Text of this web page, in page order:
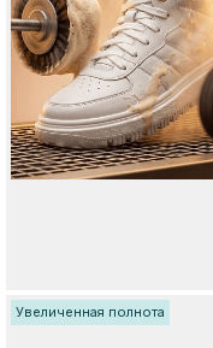
Увеличенная полнота